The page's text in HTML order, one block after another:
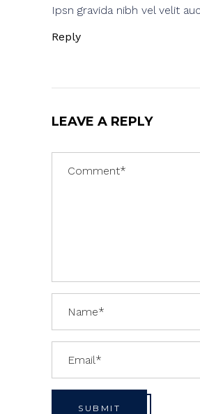
Ipsn gravida nibh vel velit
Reply
LEAVE A REPLY
SUBMIT